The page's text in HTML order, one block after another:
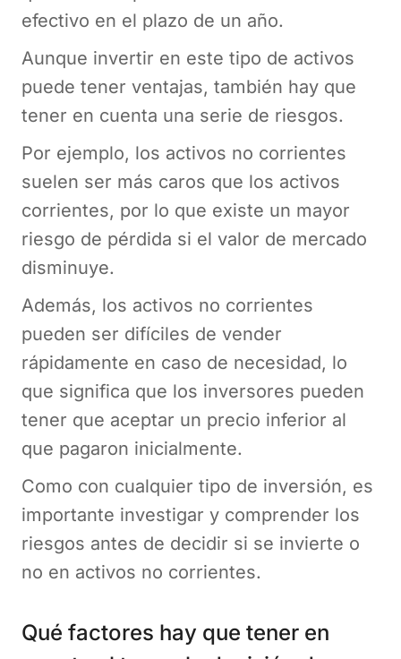
efectivo en el plazo de un año.
Aunque invertir en este tipo de activos
puede tener ventajas, también hay que
tener en cuenta una serie de riesgos.
Por ejemplo, los activos no corrientes
suelen ser más caros que los activos
corrientes, por lo que existe un mayor
riesgo de pérdida si el valor de mercado
disminuye.
Además, los activos no corrientes
pueden ser difíciles de vender
rápidamente en caso de necesidad, lo
que significa que los inversores pueden
tener que aceptar un precio inferior al
que pagaron inicialmente.
Como con cualquier tipo de inversión, es
importante investigar y comprender los
riesgos antes de decidir si se invierte o
no en activos no corrientes.
Qué factores hay que tener en